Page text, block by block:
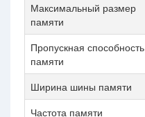
Максимальный размер
памяти
Пропускная способность
памяти
Ширина шины памяти
Частота памяти